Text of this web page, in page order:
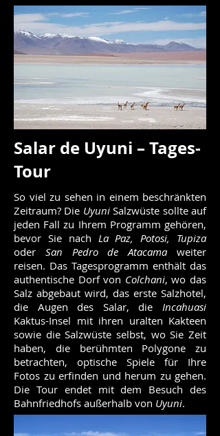
Salar de Uyuni – Tages-
Tour
So viel zu sehen in einem beschränkten
Zeitraum? Die UyuniSalzwüste sollte auf
jeden Fall zu Ihrem Programm gehören,
bevor Sie nach La Paz, Potosi, Tupiza
oder San Pedro de Atacamaweiter
reisen. Das Tagesprogramm enthält das
authentische Dorf von Colchani, wo das
Salz abgebaut wird, das erste Salzhotel,
die Augen des Salar, die Incahuasi
Kaktus-Insel mit ihren uralten Kakteen
sowie die Salzwüste selbst, wo Sie Zeit
haben, die berühmten Polygone zu
betrachten, optische Spiele für Ihre
Fotos zu erfinden und herum zu gehen.
Die Tour endet mit dem Besuch des
Bahnfriedhofs außerhalb von Uyuni.